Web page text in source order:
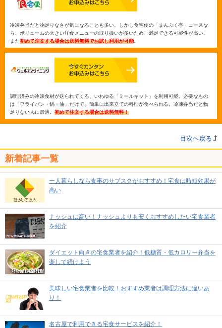
冷凍弁当だと物足りなさが気になることも多い。しかし食宅便の「まんぷく亭」コースな
ら、ボリュームの大きい洋食メニューの取り扱いが多いため、満足できる可能性が高い。
また初めて注文する場合は送料無料でお試し利用が可能
調理済みの冷凍食材が送られてくる、いわゆる「ミールキット」を利用可能。必要なもの
は「フライパン・鍋・油」だけで、簡単に出来立ての料理が食べられる。冷凍弁当だと物
足りない人に最適。 初めて注文する場合は送料無料！
目次へ戻る
新着記事一覧
一人暮らしなら食事のサブスクがおすすめ！宅食は時短効果が
高い
ナッシュは高い！ナッシュよりも安くおすすめしたい宅食業者
を紹介
ダイエット向きの宅食業者を紹介！低糖質・低カロリー弁当を
楽して続けよう
美味しい宅食業者を比較！おすすめ業者は調理方法に違いあ
り！
名古屋で利用できる宅食サービスを紹介！